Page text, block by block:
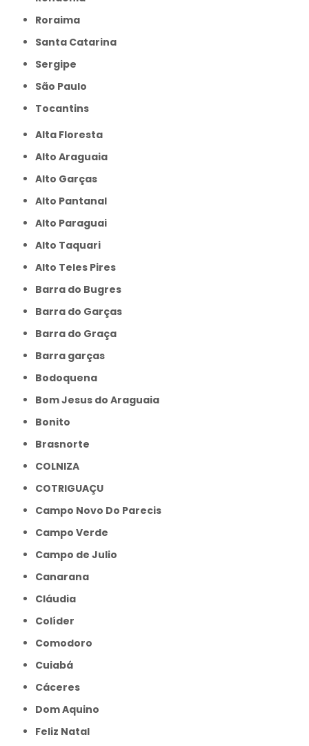
Roraima
Santa Catarina
Sergipe
São Paulo
Tocantins
Alta Floresta
Alto Araguaia
Alto Garças
Alto Pantanal
Alto Paraguai
Alto Taquari
Alto Teles Pires
Barra do Bugres
Barra do Garças
Barra do Graça
Barra garças
Bodoquena
Bom Jesus do Araguaia
Bonito
Brasnorte
COLNIZA
COTRIGUAÇU
Campo Novo Do Parecis
Campo Verde
Campo de Julio
Canarana
Cláudia
Colíder
Comodoro
Cuiabá
Cáceres
Dom Aquino
Feliz Natal